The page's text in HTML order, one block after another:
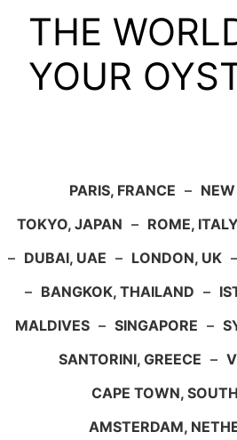
THE
YOUR
PARIS, FRANCE –
TOKYO, JAPAN – ROME, ITALY
– DUBAI, UAE – LONDON, UK –
– BANGKOK, THAILAND –
MALDIVES – SINGAPORE –
SANTORINI, GREECE –
CAPE TOWN,
AMSTERDAM,